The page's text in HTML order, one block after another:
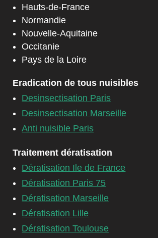
Hauts-de-France
Normandie
Nouvelle-Aquitaine
Occitanie
Pays de la Loire
Eradication de tous nuisibles
Desinsectisation Paris
Desinsectisation Marseille
Anti nuisible Paris
Traitement dératisation
Dératisation Ile de France
Dératisation Paris 75
Dératisation Marseille
Dératisation Lille
Dératisation Toulouse